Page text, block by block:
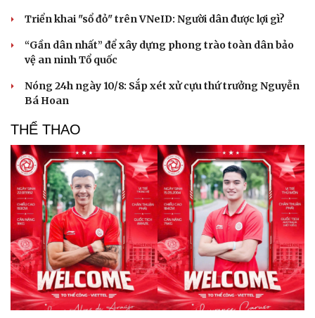
Du lịch
Tư vấn
Săn Tour
check-in
Podcast
Câu chuyện thời sự
Đọc truyện đêm khuya
Cửa sổ tình yêu
Kể chuyện cho bé
Triển khai "sổ đỏ" trên VNeID: Người dân được lợi gì?
“Gần dân nhất” để xây dựng phong trào toàn dân bảo
vệ an ninh Tổ quốc
Nóng 24h ngày 10/8: Sắp xét xử cựu thứ trưởng Nguyễn
Bá Hoan
THỂ THAO